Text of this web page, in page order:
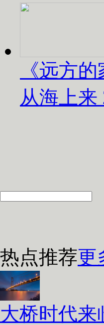
《远方
从海上来
热点推荐更
大桥时代